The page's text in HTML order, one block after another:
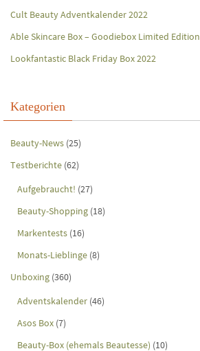
Cult Beauty Adventkalender 2022
Able Skincare Box – Goodiebox Limited Edition
Lookfantastic Black Friday Box 2022
Kategorien
Beauty-News (25)
Testberichte (62)
Aufgebraucht! (27)
Beauty-Shopping (18)
Markentests (16)
Monats-Lieblinge (8)
Unboxing (360)
Adventskalender (46)
Asos Box (7)
Beauty-Box (ehemals Beautesse) (10)